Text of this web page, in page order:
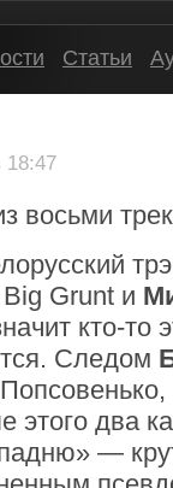
Статьи
18:47
восьми
Grunt и
кто-то
Следом
два
—